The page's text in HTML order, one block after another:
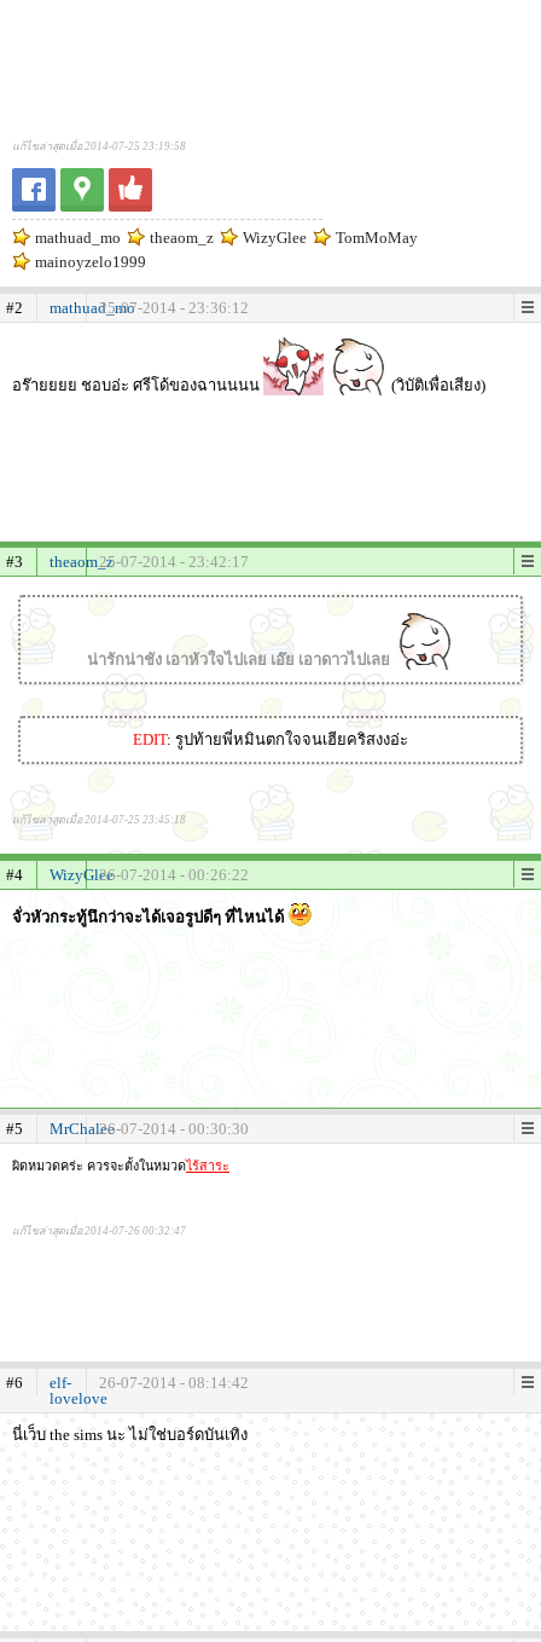
แก้ไขล่าสุดเมื่อ 2014-07-25 23:19:58
mathuad_mo theaom_z WizyGlee
TomMoMay
mainoyzelo1999
#2 mathuad_mo25-07-2014 - 23:36:12
อร๊ายยยย ชอบอ่ะ ศรีโด้ของฉานนนน (วิบัติเพื่อเสียง)
#3 theaom_z25-07-2014 - 23:42:17
น่ารักน่าชัง เอาหัวใจไปเลย เอ๊ย เอาดาวไปเลย
EDIT: รูปท้ายพี่หมินตกใจจนเฮียคริสงงอ่ะ
แก้ไขล่าสุดเมื่อ 2014-07-25 23:45:18
#4 WizyGlee26-07-2014 - 00:26:22
จั่วหัวกระทู้นึกว่าจะได้เจอรูปดีๆ ที่ไหนได้
#5 MrChalee26-07-2014 - 00:30:30
ผิดหมวดคร่ะ ควรจะตั้งในหมวดไร้สาระ
แก้ไขล่าสุดเมื่อ 2014-07-26 00:32:47
#6
elf-
lovelove
26-07-2014 - 08:14:42
นี่เว็บ the sims นะ ไม่ใช่บอร์ดบันเทิง